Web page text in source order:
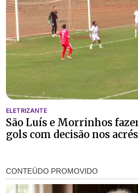
ELETRIZANTE
São Luís e Morrinhos
gols com decisão nos